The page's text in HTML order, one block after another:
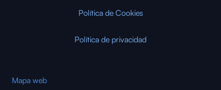
Política de Cookies
Política de privacidad
Mapa web